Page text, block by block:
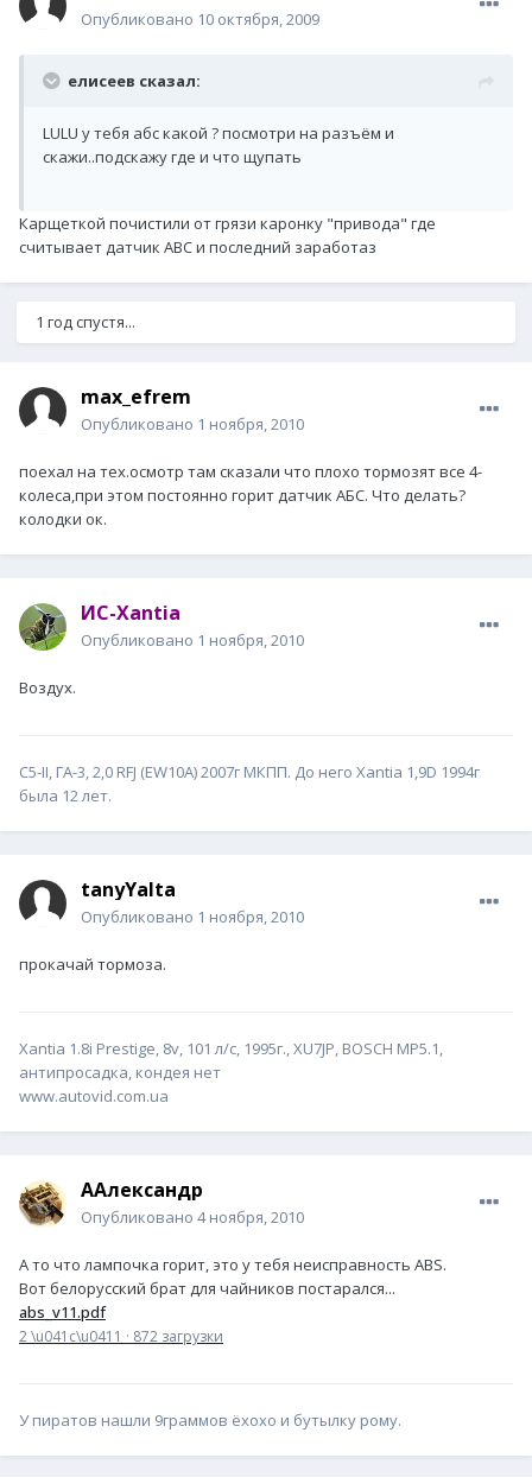
Опубликовано 10 октября, 2009
елисеев сказал:
LULU у тебя абс какой ? посмотри на разъём и
скажи..подскажу где и что щупать
Карщеткой почистили от грязи каронку "привода" где
считывает датчик АВС и последний заработаз
1 год спустя...
max_efrem
Опубликовано 1 ноября, 2010
поехал на тех.осмотр там сказали что плохо тормозят все 4-
колеса,при этом постоянно горит датчик АБС. Что делать?
колодки ок.
ИС-Xantia
Опубликовано 1 ноября, 2010
Воздух.
С5-II, ГА-3, 2,0 RFJ (EW10A) 2007г МКПП. До него Xantia 1,9D 1994г
была 12 лет.
tanyYalta
Опубликовано 1 ноября, 2010
прокачай тормоза.
Xantia 1.8i Prestige, 8v, 101 л/с, 1995г., XU7JP, ВОSCH MP5.1,
антипросадка, кондея нет
www.autovid.com.ua
AАлександр
Опубликовано 4 ноября, 2010
А то что лампочка горит, это у тебя неисправность ABS.
Вот белорусский брат для чайников постарался...
abs_v11.pdf
2 \u041c\u0411 · 872 загрузки
У пиратов нашли 9граммов ёхохо и бутылку рому.